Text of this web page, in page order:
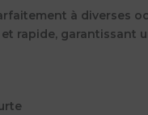
à diverses
rapide, garantissant